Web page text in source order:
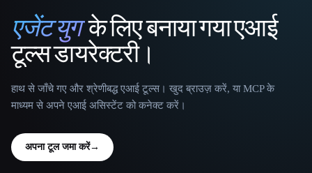
That AI Collection
एजेंट युगके लिए बनाया गया एआई
टूल्स डायरेक्टरी।
हाथ से जाँचे गए और श्रेणीबद्ध एआई टूल्स। खुद ब्राउज़ करें, या MCP के
माध्यम से अपने एआई असिस्टेंट को कनेक्ट करें।
अपना टूल जमा करें→